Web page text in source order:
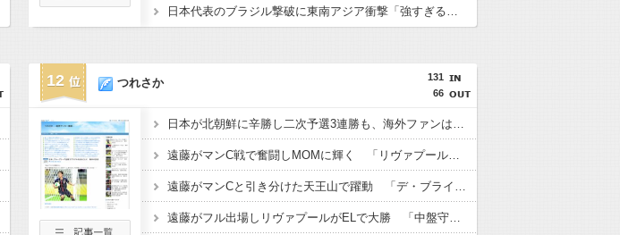
日本代表のブラジル撃破に東南アジア衝撃「強すぎる「韓国は日本を見習わないと」「アジアは彼らにとって狭すぎる」【海外の反応】
12
131
66
つれさか
日本が北朝鮮に辛勝し二次予選3連勝も、海外ファンは采配に辛辣「おそろしい内容の後半」「今日の森保はチキン」
遠藤がマンC戦で奮闘しMOMに輝く 「リヴァプールの全てを体現している」「ダントツでリーグ最高のボランチ」
遠藤がマンCと引き分けた天王山で躍動 「デ・ブライネ封じ込めた」「プレミア最高のボランチ」「遠藤がサッカーだ」「当然ながらサポに愛されている」
遠藤がフル出場しリヴァプールがELで大勝 「中盤守備のスペシャリスト」「マジで絶大な存在」「決して怯まない」